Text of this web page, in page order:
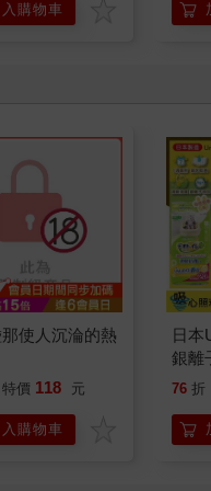
入購物車
使人沉淪的熱
特價 118 元
入購物車
日
銀離
乾爽
防
尿色
76 折